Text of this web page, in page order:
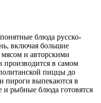
блюда русско-
включая большие
и авторскими
в самом
пиццы до
пироги выпекаются в
рыбные блюда готовятся